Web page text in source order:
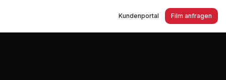
Kundenportal Film anfragen